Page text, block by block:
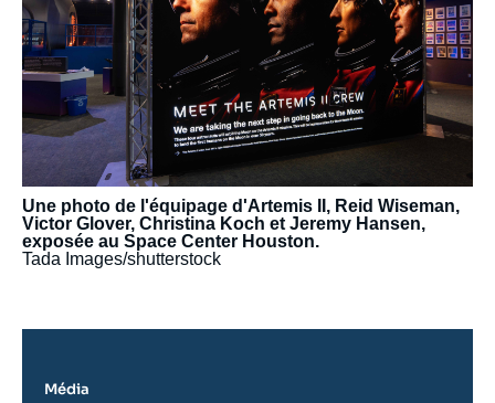
Une photo de l'équipage d'Artemis II, Reid Wiseman,
Victor Glover, Christina Koch et Jeremy Hansen,
exposée au Space Center Houston.
Tada Images/shutterstock
Média